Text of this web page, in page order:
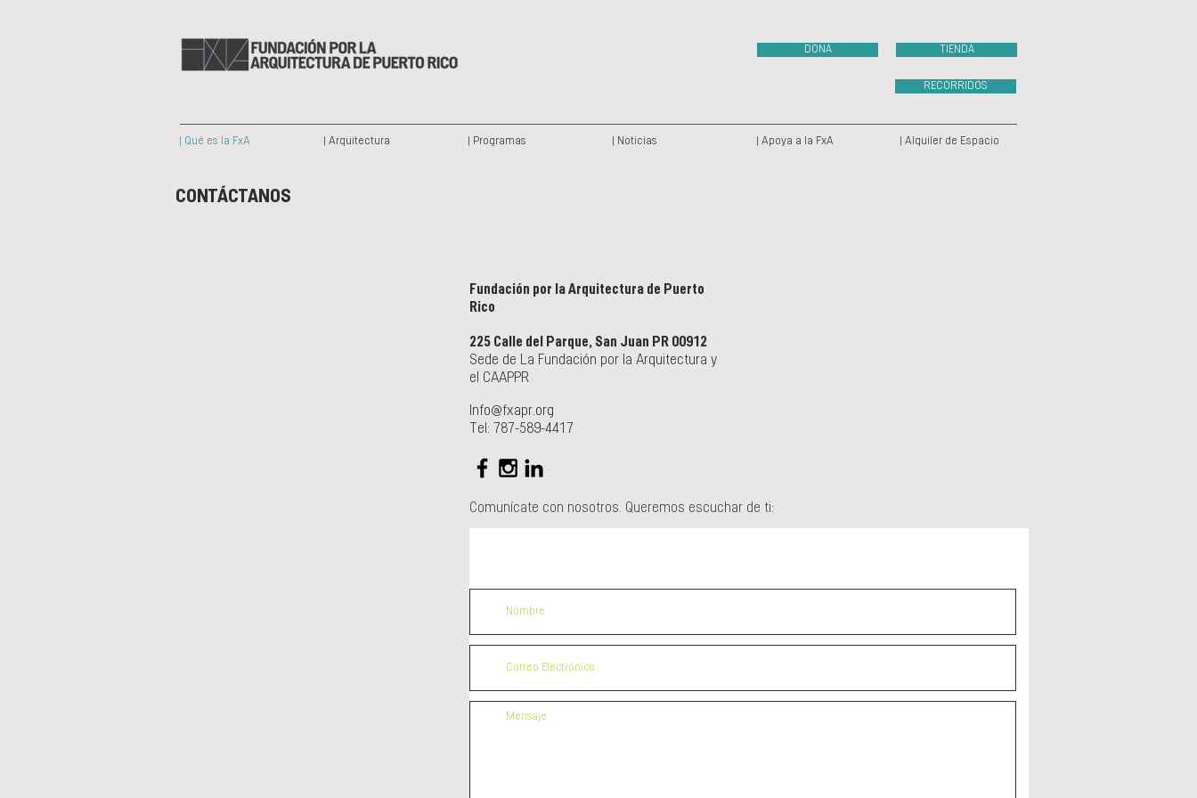
DONA TIENDA
RECORRIDOS
| Qué es la FxA | Arquitectura | Programas | Noticias | Apoya a la FxA | Alquiler de Espacio
CONTÁCTANOS
Fundación por la Arquitectura de Puerto
Rico
225 Calle del Parque, San Juan PR 00912
Sede de La Fundación por la Arquitectura y
el CAAPPR
Info@fxapr.org
Tel: 787-589-4417
Comunícate con nosotros. Queremos escuchar de ti: